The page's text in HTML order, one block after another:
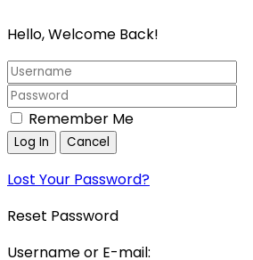
Hello, Welcome Back!
Remember Me
Lost Your Password?
Reset Password
Username or E-mail: